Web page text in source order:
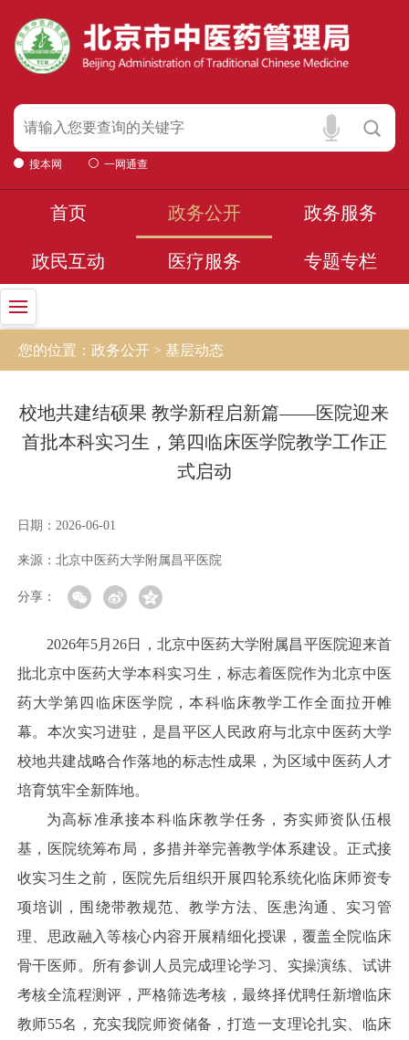
搜本网 一网通查
首页 政务公开 政务服务
政民互动 医疗服务 专题专栏
您的位置：政务公开 > 基层动态
校地共建结硕果 教学新程启新篇——医院迎来
首批本科实习生，第四临床医学院教学工作正
式启动
日期： 2026-06-01
来源： 北京中医药大学附属昌平医院
分享：
2026年5月26日，北京中医药大学附属昌平医院迎来首
批北京中医药大学本科实习生，标志着医院作为北京中医
药大学第四临床医学院，本科临床教学工作全面拉开帷
幕。本次实习进驻，是昌平区人民政府与北京中医药大学
校地共建战略合作落地的标志性成果，为区域中医药人才
培育筑牢全新阵地。
为高标准承接本科临床教学任务，夯实师资队伍根
基，医院统筹布局，多措并举完善教学体系建设。正式接
收实习生之前，医院先后组织开展四轮系统化临床师资专
项培训，围绕带教规范、教学方法、医患沟通、实习管
理、思政融入等核心内容开展精细化授课，覆盖全院临床
骨干医师。所有参训人员完成理论学习、实操演练、试讲
考核全流程测评，严格筛选考核，最终择优聘任新增临床
教师55名，充实我院师资储备，打造一支理论扎实、临床